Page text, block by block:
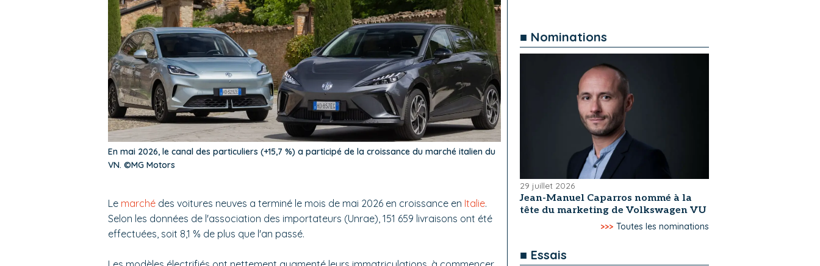
En mai 2026, le canal des particuliers (+15,7 %) a participé de la croissance du marché italien du
VN. ©MG Motors
Le marché des voitures neuves a terminé le mois de mai 2026 en croissance en Italie.
Selon les données de l'association des importateurs (Unrae), 151 659 livraisons ont été
effectuées, soit 8,1 % de plus que l'an passé.
■ Nominations
29 juillet 2026
Jean-Manuel Caparros nommé à la
tête du marketing de Volkswagen VU
>>> Toutes les nominations
■ Essais